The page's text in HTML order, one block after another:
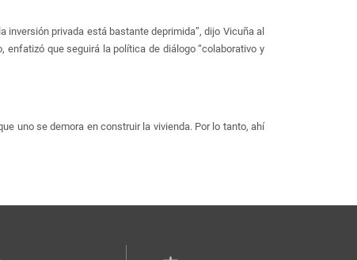
privada está bastante deprimida”, dijo Vicuña al
enfatizó que seguirá la política de diálogo “colaborativo y
uno se demora en construir la vivienda. Por lo tanto, ahí